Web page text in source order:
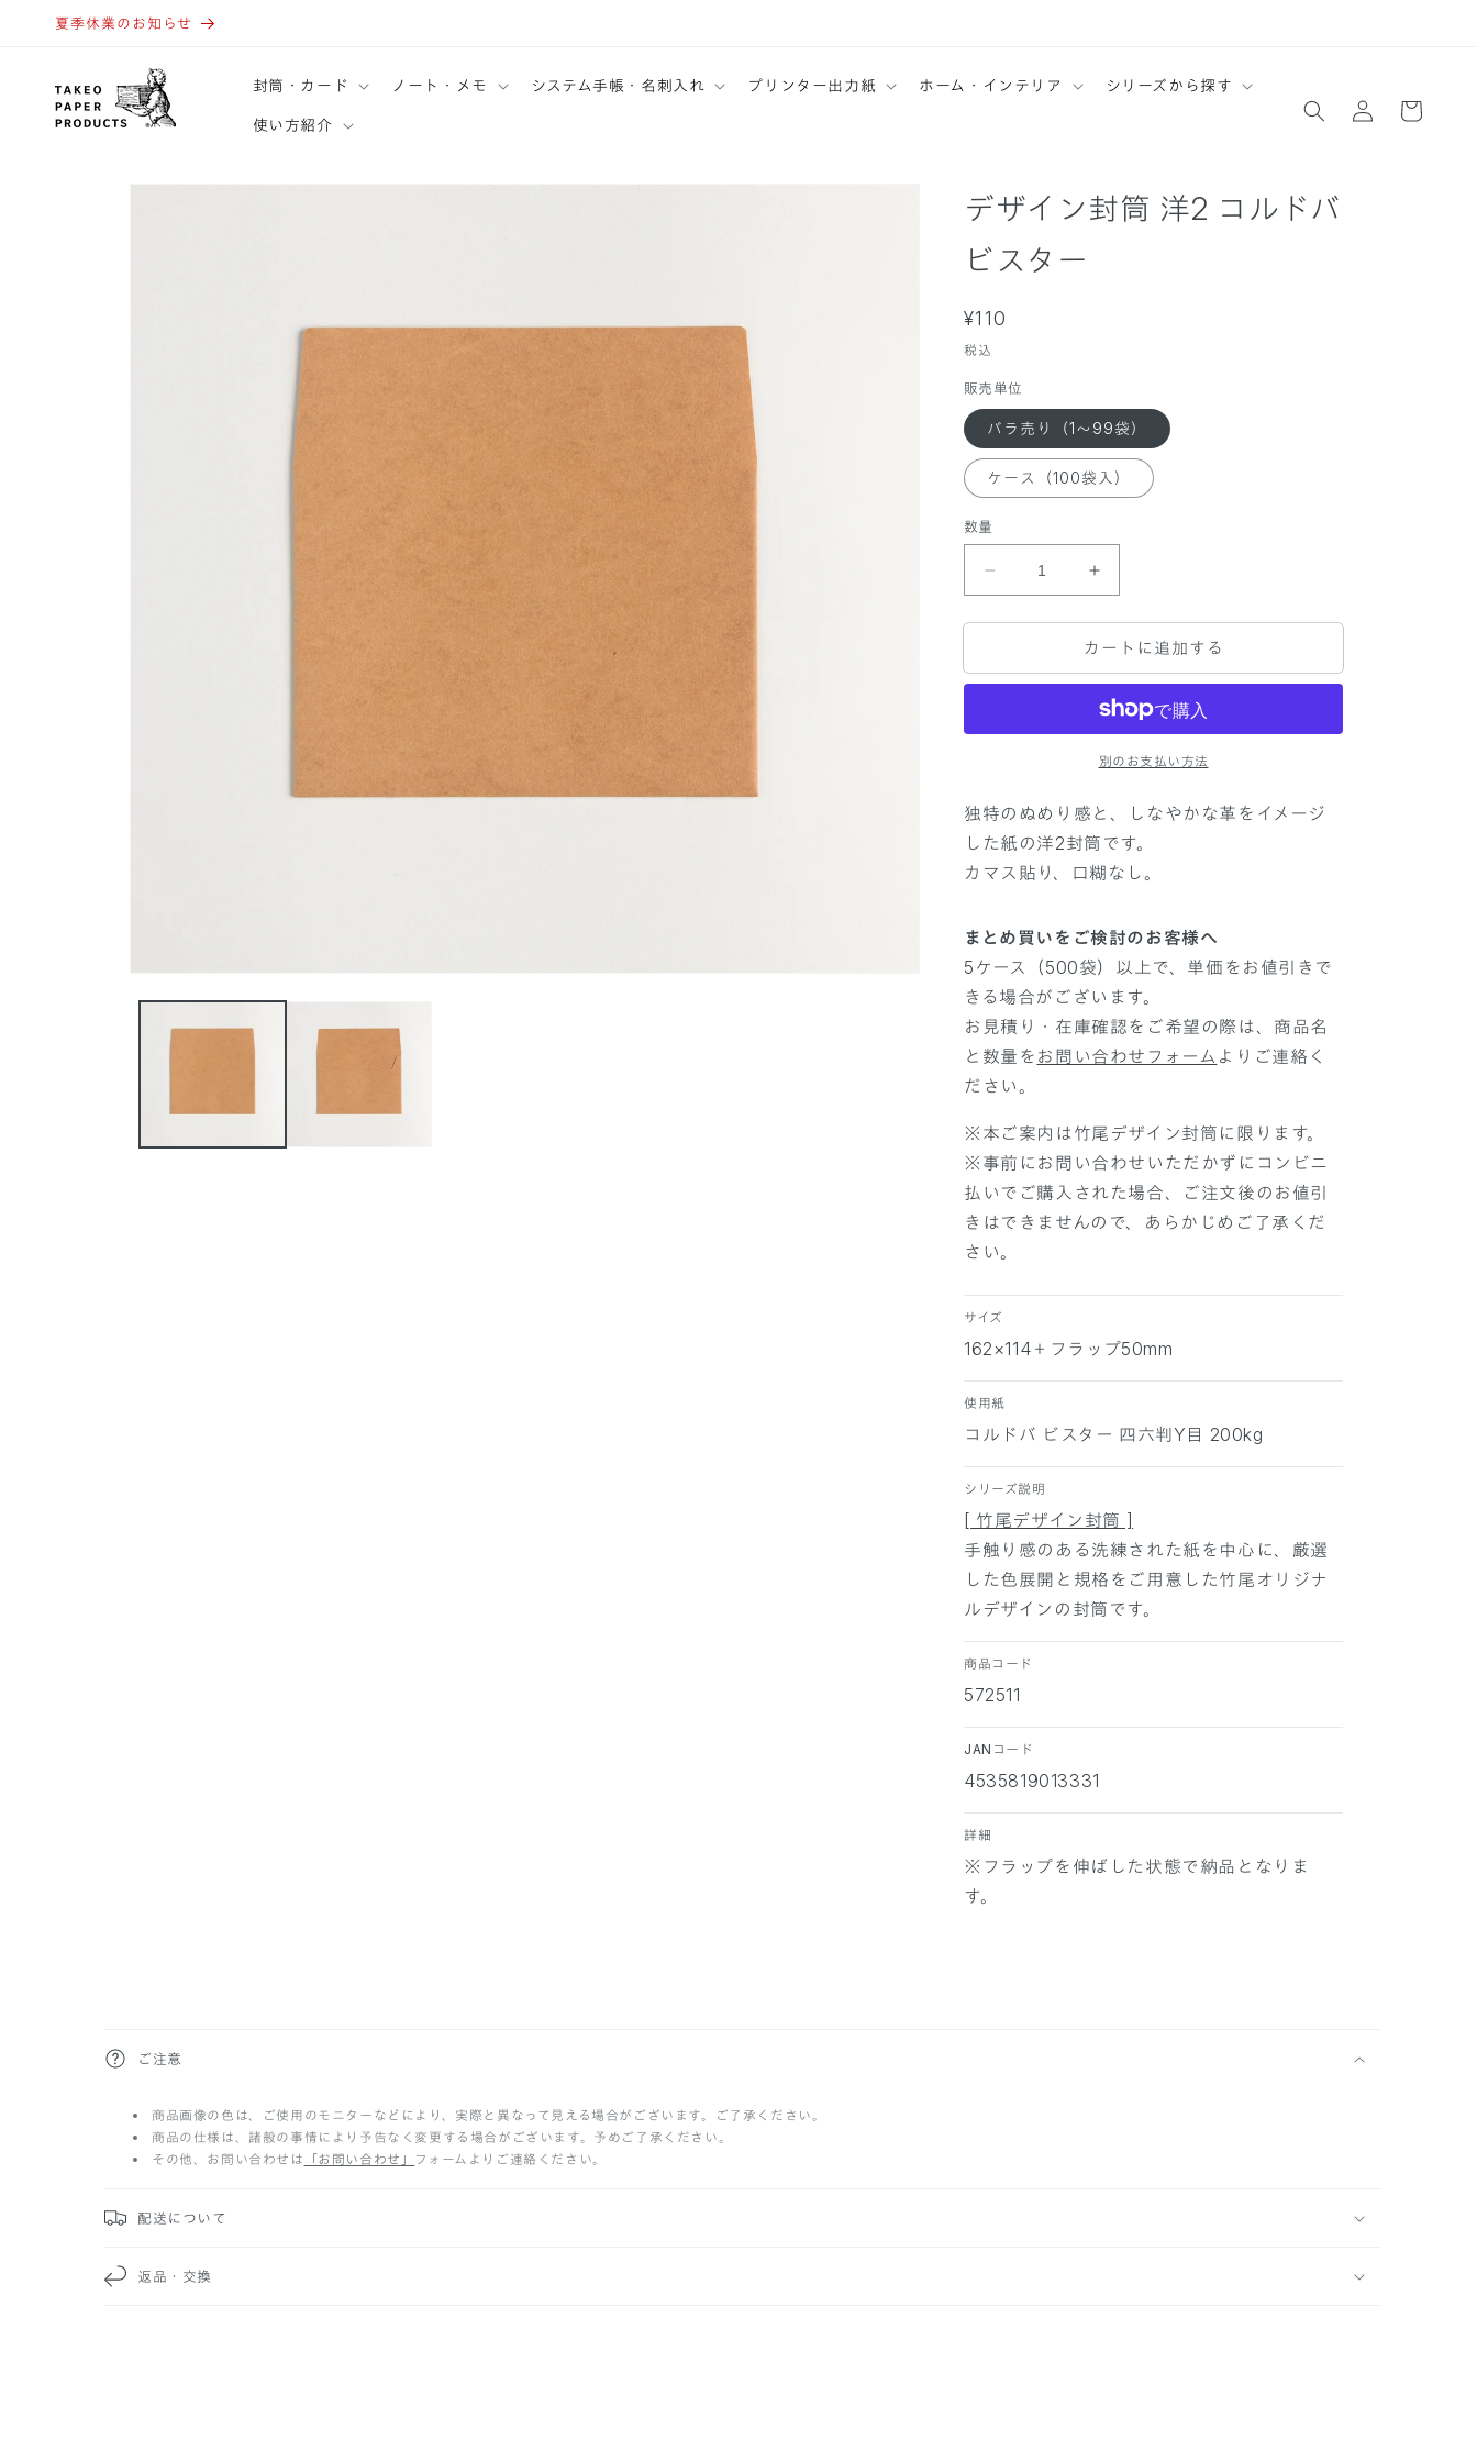
ンツに
夏季休業のお知らせ
封筒・カード ノート・メモ システム手帳・名刺入れ プリンター出力紙 ホーム・インテリア シリーズから探す
使い方紹介
グ
イ
ー
商品情
デザイン封筒 洋2 コルドバ
ビスター
通
常
価
格
¥110
税込
販売単位
バラ売り（1～99袋）
ケース（100袋入）
数量
封
洋
ル
ド
バ
タ
ー
の
数
量
を
ら
す
デ
ン
封
筒
洋
2
ル
ド
バ
タ
ー
の
数
量
や
す
カートに追加する
別のお支払い方法
独特のぬめり感と、しなやかな革をイメージ
した紙の洋2封筒です。
カマス貼り、口糊なし。
まとめ買いをご検討のお客様へ
5ケース（500袋）以上で、単価をお値引きで
きる場合がございます。
お見積り・在庫確認をご希望の際は、商品名
と数量を お問い合わせフォーム よりご連絡く
ださい。
※本ご案内は竹尾デザイン封筒に限ります。
※事前にお問い合わせいただかずにコンビニ
払いでご購入された場合、ご注文後のお値引
きはできませんので、あらかじめご了承くだ
さい。
サイズ
162×114＋フラップ50mm
使用紙
コルドバ ビスター 四六判Y目 200kg
シリーズ説明
[ 竹尾デザイン封筒 ]
手触り感のある洗練された紙を中心に、厳選
した色展開と規格をご用意した竹尾オリジナ
ルデザインの封筒です。
商品コード
572511
JANコード
4535819013331
詳細
※フラップを伸ばした状態で納品となりま
す。
折
み
可
ご注意
商品画像の色は、ご使用のモニターなどにより、実際と異なって見える場合がございます。ご了承ください。
商品の仕様は、諸般の事情により予告なく変更する場合がございます。予めご了承ください。
その他、お問い合わせは
「お問い合わせ」 フォームよりご連絡ください。
配送について
返品・交換